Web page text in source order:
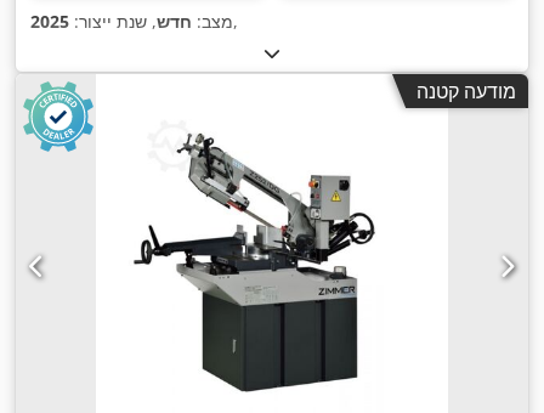
מצב: חדש, שנת ייצור: 2025 ,
מודעה קטנה